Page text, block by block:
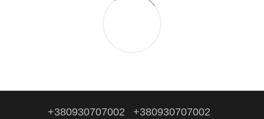
+380930707002 +380930707002